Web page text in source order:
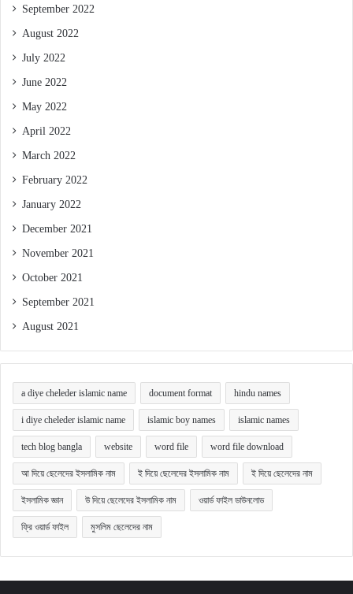
September 2022
August 2022
July 2022
June 2022
May 2022
April 2022
March 2022
February 2022
January 2022
December 2021
November 2021
October 2021
September 2021
August 2021
a diye cheleder islamic name document format hindu names
i diye cheleder islamic name islamic boy names islamic names
tech blog bangla website word file word file download
আ দিয়ে ছেলেদের ইসলামিক নাম ই দিয়ে ছেলেদের ইসলামিক নাম ই দিয়ে ছেলেদের নাম
ইসলামিক জ্ঞান উ দিয়ে ছেলেদের ইসলামিক নাম ওয়ার্ড ফাইল ডাউনলোড
ফ্রি ওয়ার্ড ফাইল মুসলিম ছেলেদের নাম